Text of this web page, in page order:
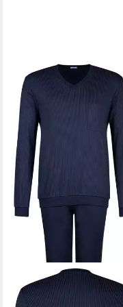
HUBERPyjama Interlock-
Qualität